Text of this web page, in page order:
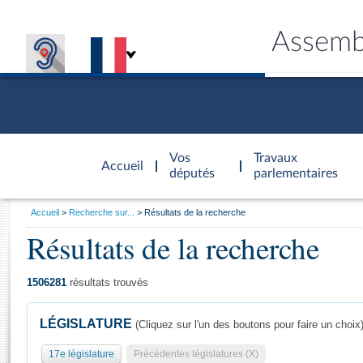
Accueil
d'accueil
Vos
députés
Travaux
parlementaires
Général
Vous
Accueil Recherche sur... Résultats de la recherche
Résultats de la recherche
1506281 résultats trouvés
LÉGISLATURE (Cliquez sur l'un des boutons pour faire un choix)
17e législature Précédentes législatures (X)